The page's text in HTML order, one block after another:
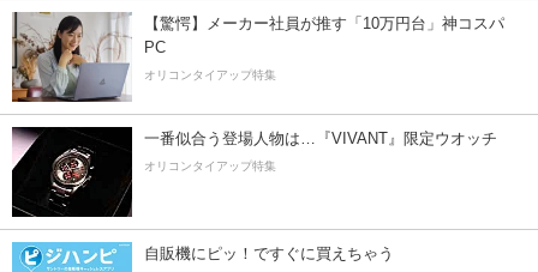
【驚愕】メーカー社員が推す「10万円台」神コスパ
PC
オリコンタイアップ特集
一番似合う登場人物は…『VIVANT』限定ウオッチ
オリコンタイアップ特集
自販機にピッ！ですぐに買えちゃう